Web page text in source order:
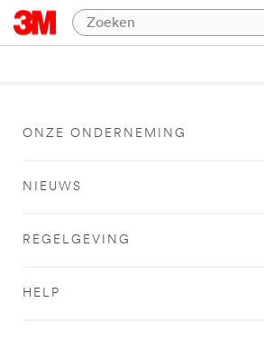
ONZE ONDERNEMING
NIEUWS
REGELGEVING
HELP